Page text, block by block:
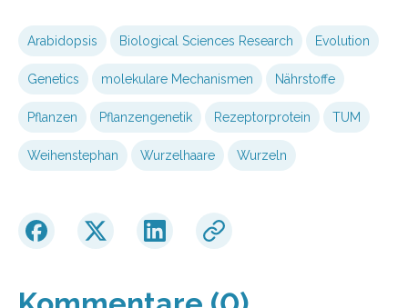
Arabidopsis Biological Sciences Research Evolution
Genetics molekulare Mechanismen Nährstoffe
Pflanzen Pflanzengenetik Rezeptorprotein TUM
Weihenstephan Wurzelhaare Wurzeln